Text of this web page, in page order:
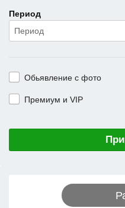
Период
Период
Обьявление с фото
Премиум и VIP